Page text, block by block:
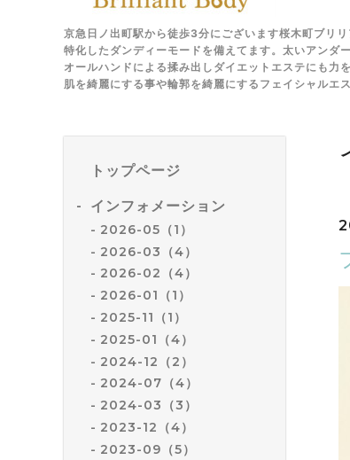
京急日ノ出町駅から徒歩3分にございます桜木町ブリ
特化したダンディーモードを備えてます。太いアンダ
オールハンドによる揉み出しダイエットエステにも力
肌を綺麗にする事や輪郭を綺麗にするフェイシャルエ
トップページ
インフォメーション
2026-05（1）
2026-03（4）
2026-02（4）
2026-01（1）
2025-11（1）
2025-01（4）
2024-12（2）
2024-07（4）
2024-03（3）
2023-12（4）
2023-09（5）